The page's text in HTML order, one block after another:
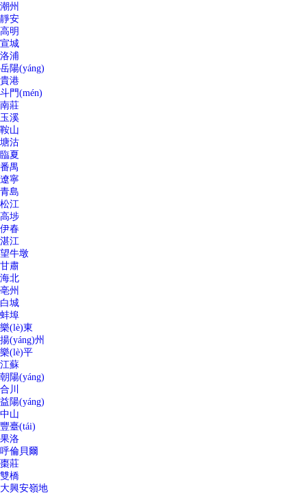
潮州
靜安
高明
宣城
洛浦
岳陽(yáng)
貴港
斗門(mén)
南莊
玉溪
鞍山
塘沽
臨夏
番禺
遼寧
青島
松江
高埗
伊春
湛江
望牛墩
甘肅
海北
亳州
白城
蚌埠
樂(lè)東
揚(yáng)州
樂(lè)平
江蘇
朝陽(yáng)
合川
益陽(yáng)
中山
豐臺(tái)
果洛
呼倫貝爾
棗莊
雙橋
大興安嶺地